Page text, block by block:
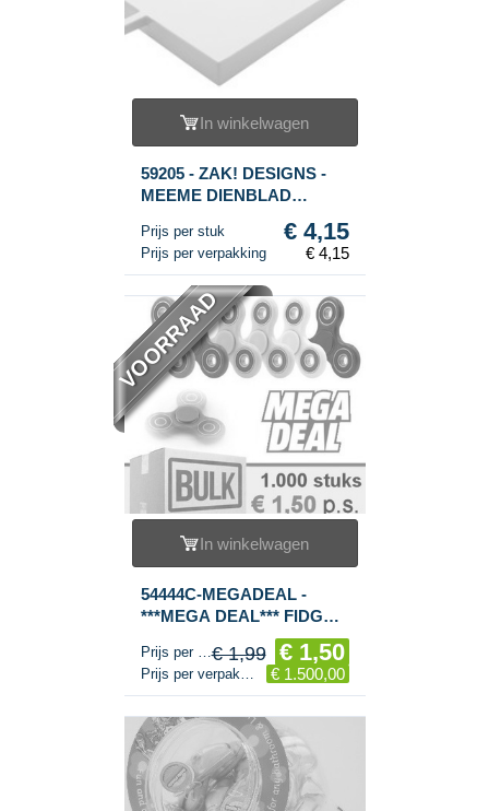
In winkelwagen
59205 - ZAK! DESIGNS -
MEEME DIENBLAD
Prijs per stuk € 4,15
Prijs per verpakking € 4,15
VOORRAAD
In winkelwagen
54444C-MEGADEAL -
***MEGA DEAL*** FIDGET
SPINNERS / HAND
SPINNERS ***RAGE
2017*** (1.000st.)
Prijs per stuk€ 1,99 € 1,50
Prijs per verpakking € 1.500,00